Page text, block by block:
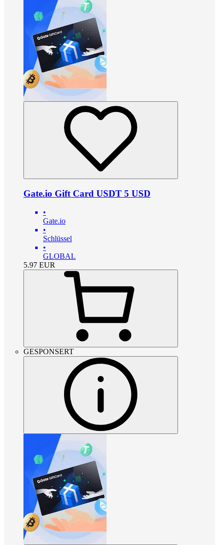
Gate.io Gift Card USDT 5 USD
•
Gate.io
•
Schlüssel
•
GLOBAL
5.97 EUR
GESPONSERT